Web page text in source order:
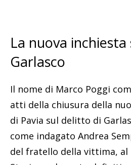
La nuova
Garlasco
Il nome di Marco Poggi
atti della chiusura della
di Pavia sul delitto di
come indagato Andrea
del fratello della vittima,